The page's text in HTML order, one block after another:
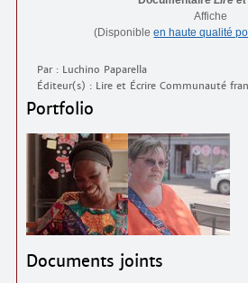
Affiche
(Disponibleen haute qualité
Par : Luchino Paparella
Éditeur(s) : Lire et Écrire Communauté
Portfolio
Documents joints